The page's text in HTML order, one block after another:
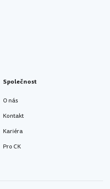
Společnost
O nás
Kontakt
Kariéra
Pro CK